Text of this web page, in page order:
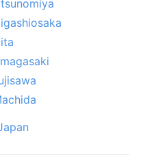
kustgebieden.
maar mist in de